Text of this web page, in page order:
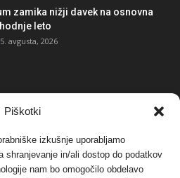
Piškotki
izkušnje uporabljamo
shranjevanje in/ali dostop do podatkov
nam bo omogočilo obdelavo
zamika nižji davek na osnovna
leto
5. avgusta, 2026
vetrnim elektrarnam na Ojstrici, v
bolj...
12. maja, 2017